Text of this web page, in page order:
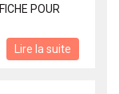
POUR
Lire la suite